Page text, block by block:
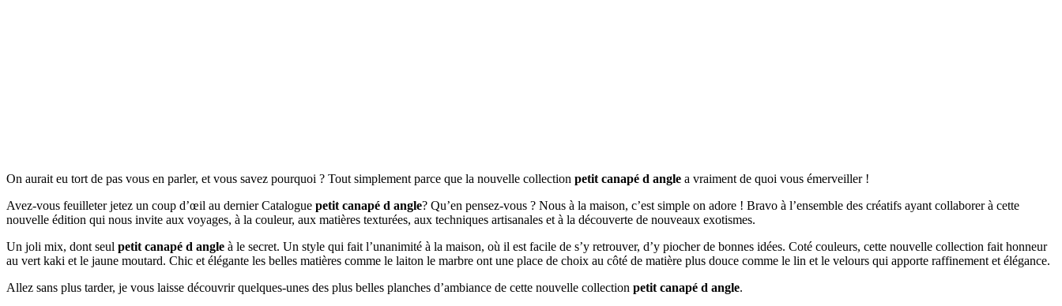
On aurait eu tort de pas vous en parler, et vous savez pourquoi ? Tout simplement parce que la nouvelle collection petit canapé d angle a vraiment de quoi vous émerveiller !
Avez-vous feuilleter jetez un coup d’œil au dernier Catalogue petit canapé d angle? Qu’en pensez-vous ? Nous à la maison, c’est simple on adore ! Bravo à l’ensemble des créatifs ayant collaborer à cette
nouvelle édition qui nous invite aux voyages, à la couleur, aux matières texturées, aux techniques artisanales et à la découverte de nouveaux exotismes.
Un joli mix, dont seul petit canapé d angle à le secret. Un style qui fait l’unanimité à la maison, où il est facile de s’y retrouver, d’y piocher de bonnes idées. Coté couleurs, cette nouvelle collection fait honneur
au vert kaki et le jaune moutard. Chic et élégante les belles matières comme le laiton le marbre ont une place de choix au côté de matière plus douce comme le lin et le velours qui apporte raffinement et élégance.
Allez sans plus tarder, je vous laisse découvrir quelques-unes des plus belles planches d’ambiance de cette nouvelle collection petit canapé d angle.